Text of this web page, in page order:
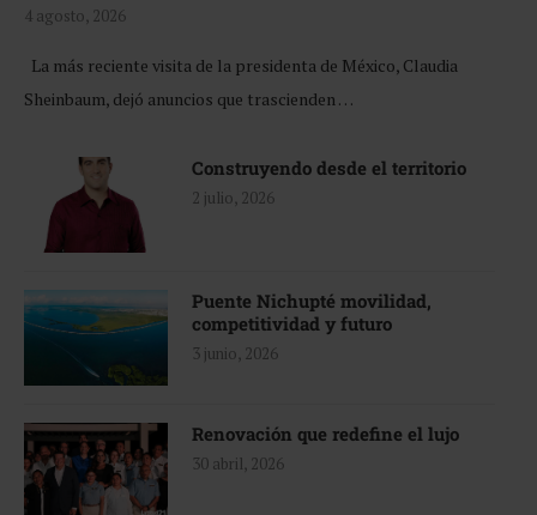
4 agosto, 2026
La más reciente visita de la presidenta de México, Claudia
Sheinbaum, dejó anuncios que trascienden …
Construyendo desde el territorio
2 julio, 2026
Puente Nichupté movilidad,
competitividad y futuro
3 junio, 2026
Renovación que redefine el lujo
30 abril, 2026